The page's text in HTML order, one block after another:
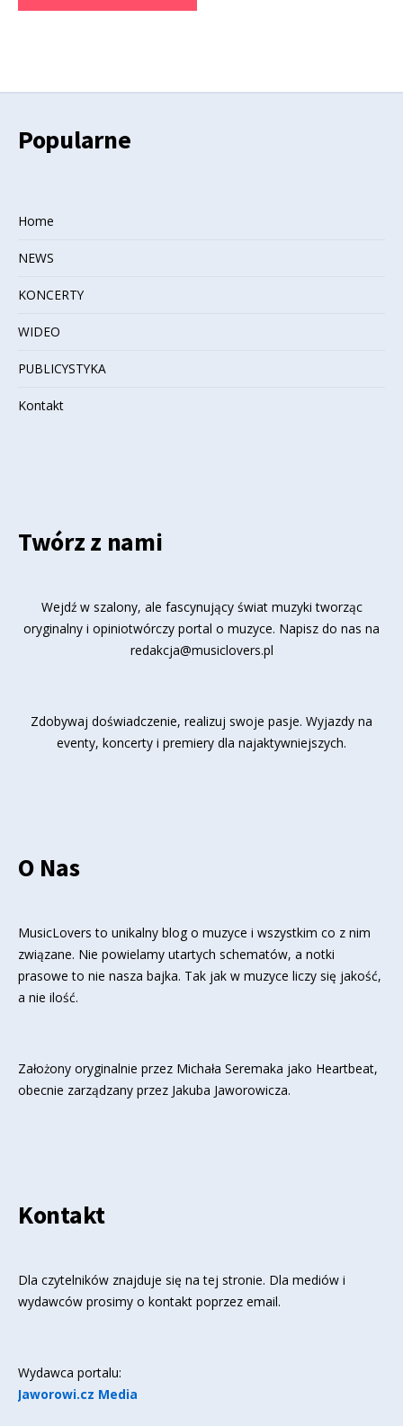
Popularne
Home
NEWS
KONCERTY
WIDEO
PUBLICYSTYKA
Kontakt
Twórz z nami
Wejdź w szalony, ale fascynujący świat muzyki tworząc
oryginalny i opiniotwórczy portal o muzyce. Napisz do nas na
redakcja@musiclovers.pl
Zdobywaj doświadczenie, realizuj swoje pasje. Wyjazdy na
eventy, koncerty i premiery dla najaktywniejszych.
O Nas
MusicLovers to unikalny blog o muzyce i wszystkim co z nim
związane. Nie powielamy utartych schematów, a notki
prasowe to nie nasza bajka. Tak jak w muzyce liczy się jakość,
a nie ilość.
Założony oryginalnie przez Michała Seremaka jako Heartbeat,
obecnie zarządzany przez Jakuba Jaworowicza.
Kontakt
Dla czytelników znajduje się na tej stronie. Dla mediów i
wydawców prosimy o kontakt poprzez email.
Wydawca portalu:
Jaworowi.cz Media